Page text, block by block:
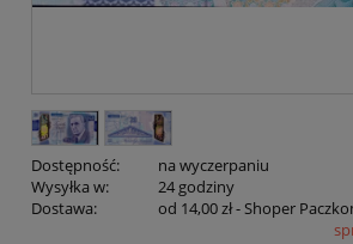
Dostępność:
na wyczerpaniu
Wysyłka w:
24 godziny
Dostawa:
od 14,00 zł- Shoper
Cena nie zawiera ewentualnych kosztów